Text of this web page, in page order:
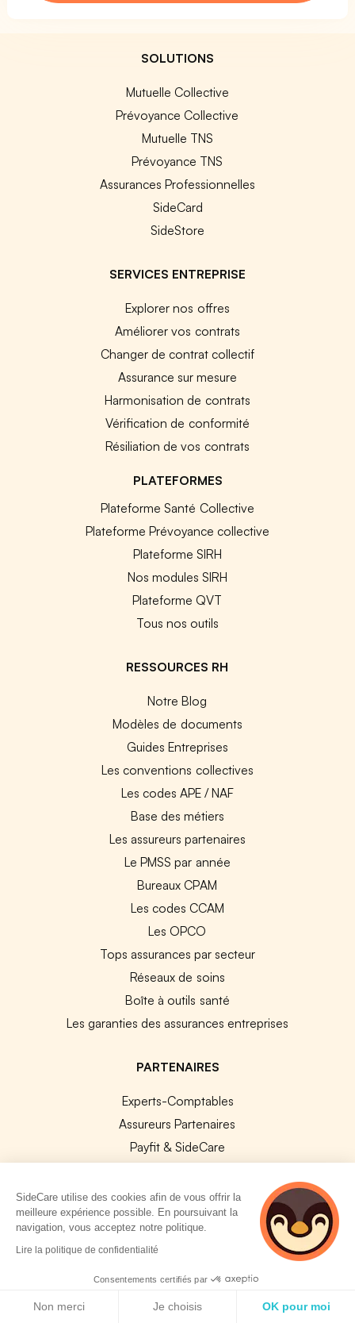
SOLUTIONS
Mutuelle Collective
Prévoyance Collective
Mutuelle TNS
Prévoyance TNS
Assurances Professionnelles
SideCard
SideStore
SERVICES ENTREPRISE
Explorer nos offres
Améliorer vos contrats
Changer de contrat collectif
Assurance sur mesure
Harmonisation de contrats
Vérification de conformité
Résiliation de vos contrats
PLATEFORMES
Plateforme Santé Collective
Plateforme Prévoyance collective
Plateforme SIRH
Nos modules SIRH
Plateforme QVT
Tous nos outils
RESSOURCES RH
Notre Blog
Modèles de documents
Guides Entreprises
Les conventions collectives
Les codes APE / NAF
Base des métiers
Les assureurs partenaires
Le PMSS par année
Bureaux CPAM
Les codes CCAM
Les OPCO
Tops assurances par secteur
Réseaux de soins
Boîte à outils santé
Les garanties des assurances entreprises
PARTENAIRES
Experts-Comptables
Assureurs Partenaires
Payfit & SideCare
Nibelis & SideCare
Livi & SideCare
Lianeli & SideCare
API & INTEGRATIONS
API SideCare
SideCare utilise des cookies afin de vous offrir la
meilleure expérience possible. En poursuivant la
navigation, vous acceptez notre politique.
Lire la politique de confidentialité
Consentements certifiés par
Non merci Je choisis OK pour moi
2 personnes
consultent
actuellement cette